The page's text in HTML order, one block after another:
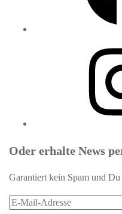
Oder erhalte News
Garantiert kein Spam und Du
E-